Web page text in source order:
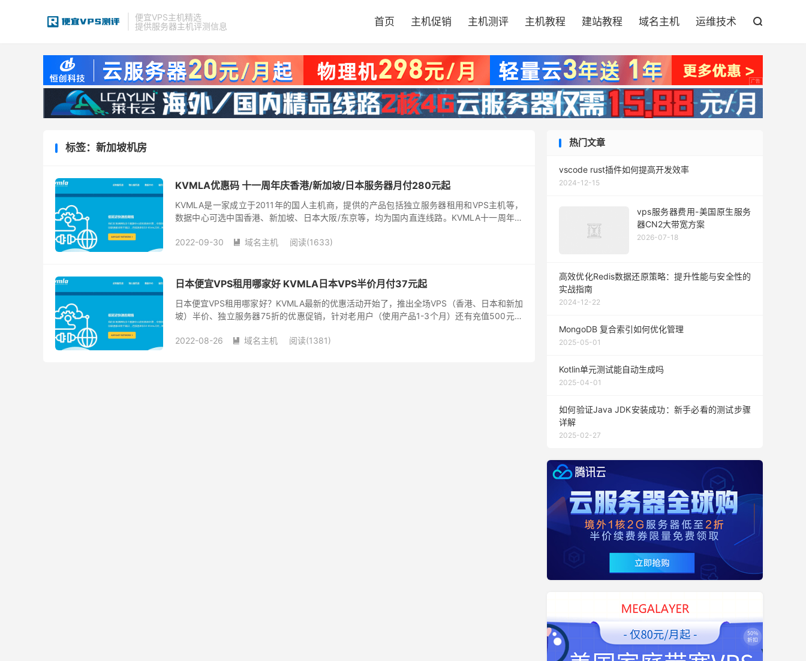
便宜VPS主机精选
提供服务器主机评测信息
首页 主机促销 主机测评 主机教程 建站教程 域名主机 运维技术 
标签：新加坡机房
KVMLA优惠码 十一周年庆香港/新加坡/日本服务器月付280元起
KVMLA是一家成立于2011年的国人主机商，提供的产品包括独立服务器租用和VPS主机等，
数据中心可选中国香港、新加坡、日本大阪/东京等，均为国内直连线路。KVMLA十一周年庆
2022-09-30
 域名主机 阅读(1633)
日本便宜VPS租用哪家好 KVMLA日本VPS半价月付37元起
日本便宜VPS租用哪家好？KVMLA最新的优惠活动开始了，推出全场VPS（香港、日本和新加
坡）半价、独立服务器75折的优惠促销，针对老用户（使用产品1-3个月）还有充值500元赠
2022-08-26
 域名主机 阅读(1381)
热门文章
vscode rust插件如何提高开发效率
2024-12-15
vps服务器费用-美国原生服务
器CN2大带宽方案
2026-07-18
高效优化Redis数据还原策略：提升性能与安全性的
实战指南
2024-12-22
MongoDB 复合索引如何优化管理
2025-05-01
Kotlin单元测试能自动生成吗
2025-04-01
如何验证Java JDK安装成功：新手必看的测试步骤
详解
2025-02-27